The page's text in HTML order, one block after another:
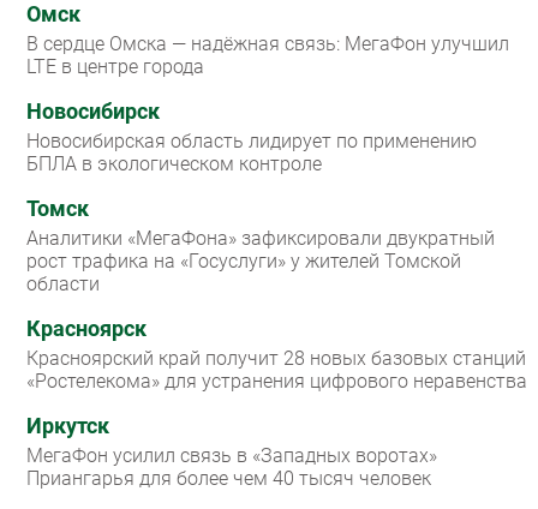
Омск
В сердце Омска — надёжная связь: МегаФон улучшил
LTE в центре города
Новосибирск
Новосибирская область лидирует по применению
БПЛА в экологическом контроле
Томск
Аналитики «МегаФона» зафиксировали двукратный
рост трафика на «Госуслуги» у жителей Томской
области
Красноярск
Красноярский край получит 28 новых базовых станций
«Ростелекома» для устранения цифрового неравенства
Иркутск
МегаФон усилил связь в «Западных воротах»
Приангарья для более чем 40 тысяч человек